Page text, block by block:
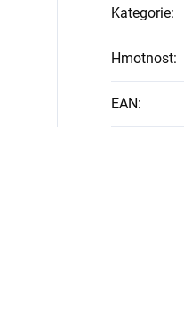
Kategorie:
Hmotnost:
EAN: